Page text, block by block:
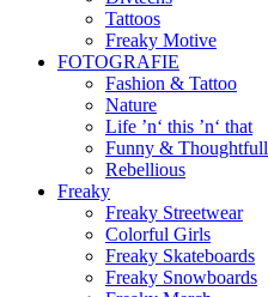
Tattoos
Freaky Motive
FOTOGRAFIE
Fashion & Tattoo
Nature
Life ’n‘ this ’n‘ that
Funny & Thoughtfull
Rebellious
Freaky
Freaky Streetwear
Colorful Girls
Freaky Skateboards
Freaky Snowboards